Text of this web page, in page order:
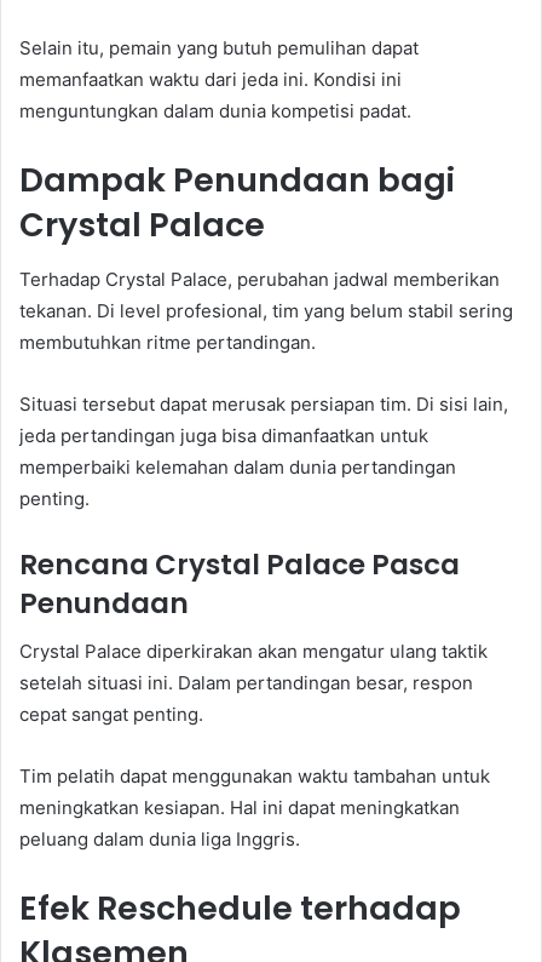
Selain itu, pemain yang butuh pemulihan dapat
memanfaatkan waktu dari jeda ini. Kondisi ini
menguntungkan dalam dunia kompetisi padat.
Dampak Penundaan bagi
Crystal Palace
Terhadap Crystal Palace, perubahan jadwal memberikan
tekanan. Di level profesional, tim yang belum stabil sering
membutuhkan ritme pertandingan.
Situasi tersebut dapat merusak persiapan tim. Di sisi lain,
jeda pertandingan juga bisa dimanfaatkan untuk
memperbaiki kelemahan dalam dunia pertandingan
penting.
Rencana Crystal Palace Pasca
Penundaan
Crystal Palace diperkirakan akan mengatur ulang taktik
setelah situasi ini. Dalam pertandingan besar, respon
cepat sangat penting.
Tim pelatih dapat menggunakan waktu tambahan untuk
meningkatkan kesiapan. Hal ini dapat meningkatkan
peluang dalam dunia liga Inggris.
Efek Reschedule terhadap